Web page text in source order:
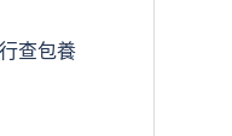
查包養